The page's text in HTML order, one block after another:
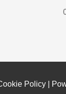
Policy |